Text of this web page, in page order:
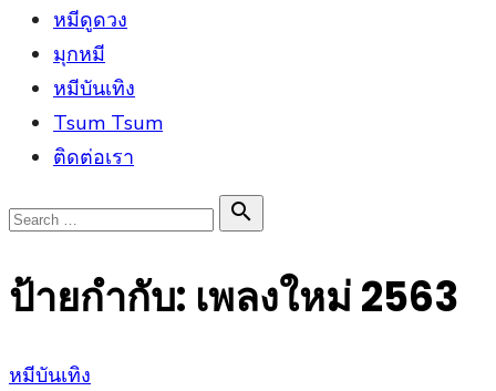
หมีดูดวง
มุกหมี
หมีบันเทิง
Tsum Tsum
ติดต่อเรา
Search

Search
ป้ายกำกับ: เพลงใหม่ 2563
Posted
หมีบันเทิง